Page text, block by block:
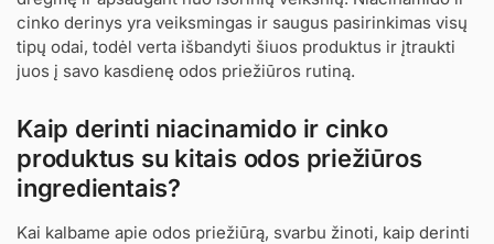
cinko derinys yra veiksmingas ir saugus pasirinkimas visų
tipų odai, todėl verta išbandyti šiuos produktus ir įtraukti
juos į savo kasdienę odos priežiūros rutiną.
Kaip derinti niacinamido ir cinko
produktus su kitais odos priežiūros
ingredientais?
Kai kalbame apie odos priežiūrą, svarbu žinoti, kaip derinti